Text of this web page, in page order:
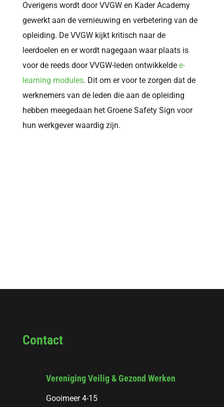
Overigens wordt door VVGW en Kader Academy
gewerkt aan de vernieuwing en verbetering van de
opleiding. De VVGW kijkt kritisch naar de
leerdoelen en er wordt nagegaan waar plaats is
voor de reeds door VVGW-leden ontwikkelde e-
learning modules. Dit om er voor te zorgen dat de
werknemers van de leden die aan de opleiding
hebben meegedaan het Groene Safety Sign voor
hun werkgever waardig zijn.
Contact
Vereniging Veilig & Gezond Werken
Gooimeer 4-15